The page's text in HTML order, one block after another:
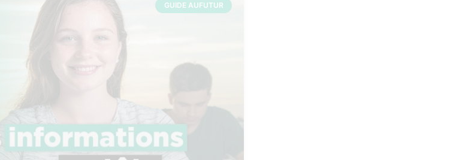
GUIDE AUFUTUR